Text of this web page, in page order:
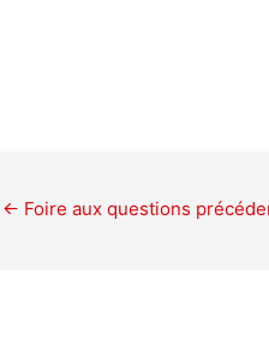
← Foire aux questions